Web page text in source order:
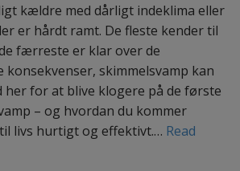
kældre med dårligt indeklima eller
er hårdt ramt. De fleste kender til
færreste er klar over de
skimmelsvamp kan
her for at blive klogere på de første
– og hvordan du kommer
livs hurtigt og effektivt.… Read